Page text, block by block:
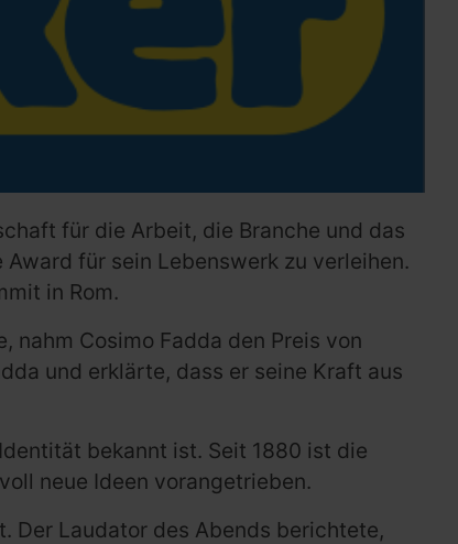
für die Arbeit, die Branche und das
für sein Lebenswerk zu verleihen.
in Rom.
Cosimo Fadda den Preis von
und erklärte, dass er seine Kraft aus
bekannt ist. Seit 1880 ist die
neue Ideen vorangetrieben.
Der Laudator des Abends berichtete,